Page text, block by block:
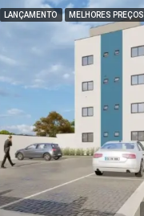
LANÇAMENTO MELHORES PREÇOS